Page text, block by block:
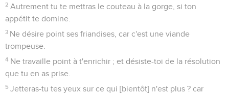
2 Autrement tu te mettras le couteau à la gorge, si ton
appétit te domine.
3 Ne désire point ses friandises, car c'est une viande
trompeuse.
4 Ne travaille point à t'enrichir ; et désiste-toi de la résolution
que tu en as prise.
5 Jetteras-tu tes yeux sur ce qui [bientôt] n'est plus ? car